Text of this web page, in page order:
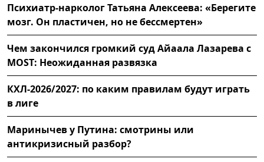
Психиатр-нарколог Татьяна Алексеева: «Берегите
мозг. Он пластичен, но не бессмертен»
Чем закончился громкий суд Айаала Лазарева с
MOST: Неожиданная развязка
КХЛ-2026/2027: по каким правилам будут играть
в лиге
Маринычев у Путина: смотрины или
антикризисный разбор?